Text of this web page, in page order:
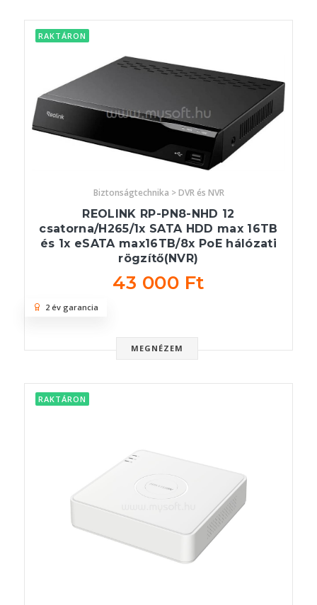
RAKTÁRON
Biztonságtechnika > DVR és NVR
REOLINK RP-PN8-NHD 12
csatorna/H265/1x SATA HDD max 16TB
és 1x eSATA max16TB/8x PoE hálózati
rögzítő(NVR)
43 000 Ft
MEGNÉZEM
2 év garancia
RAKTÁRON